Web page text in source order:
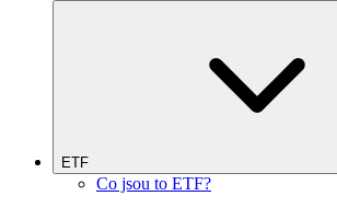
ETF
Co jsou to ETF?